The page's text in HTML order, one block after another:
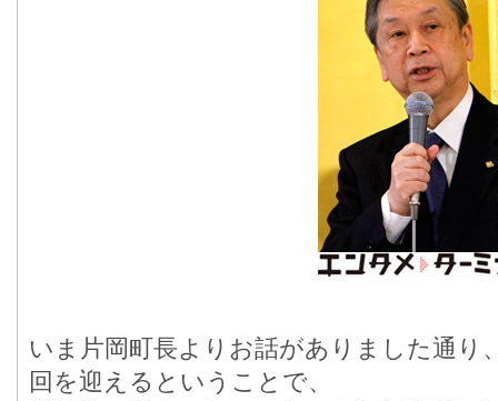
いま片岡町長よりお話がありました通り
回を迎えるということで、